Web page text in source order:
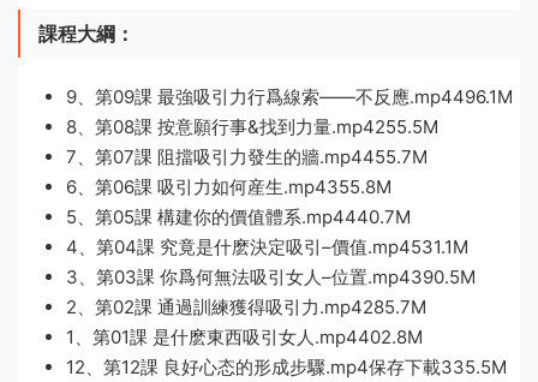
課程大綱：
9、第09課 最強吸引力行爲線索——不反應.mp4496.1M
8、第08課 按意願行事&找到力量.mp4255.5M
7、第07課 阻擋吸引力發生的牆.mp4455.7M
6、第06課 吸引力如何産生.mp4355.8M
5、第05課 構建你的價值體系.mp4440.7M
4、第04課 究竟是什麽決定吸引–價值.mp4531.1M
3、第03課 你爲何無法吸引女人–位置.mp4390.5M
2、第02課 通過訓練獲得吸引力.mp4285.7M
1、第01課 是什麽東西吸引女人.mp4402.8M
12、第12課 良好心态的形成步驟.mp4保存下載335.5M